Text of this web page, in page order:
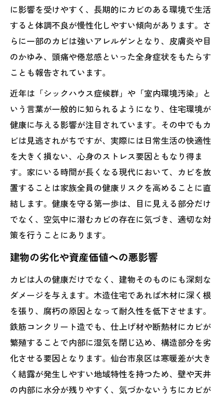
に影響を受けやすく、長期的にカビのある環境で生活
すると体調不良が慢性化しやすい傾向があります。さ
らに一部のカビは強いアレルゲンとなり、皮膚炎や目
のかゆみ、頭痛や倦怠感といった全身症状をもたらす
ことも報告されています。
近年は「シックハウス症候群」や「室内環境汚染」と
いう言葉が一般的に知られるようになり、住宅環境が
健康に与える影響が注目されています。その中でもカ
ビは見逃されがちですが、実際には日常生活の快適性
を大きく損ない、心身のストレス要因ともなり得ま
す。家にいる時間が長くなる現代において、カビを放
置することは家族全員の健康リスクを高めることに直
結します。健康を守る第一歩は、目に見える部分だけ
でなく、空気中に潜むカビの存在に気づき、適切な対
策を行うことにあります。
建物の劣化や資産価値への悪影響
カビは人の健康だけでなく、建物そのものにも深刻な
ダメージを与えます。木造住宅であれば木材に深く根
を張り、腐朽の原因となって耐久性を低下させます。
鉄筋コンクリート造でも、仕上げ材や断熱材にカビが
繁殖することで内部に湿気を閉じ込め、構造部分を劣
化させる要因となります。仙台市泉区は寒暖差が大き
く結露が発生しやすい地域特性を持つため、壁や天井
の内部に水分が残りやすく、気づかないうちにカビが